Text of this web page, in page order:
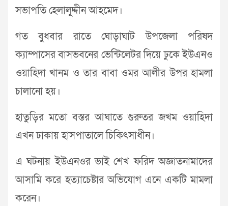
সভাপতি হেলালুদ্দীন আহমেদ।
গত বুধবার রাতে ঘোড়াঘাট উপজেলা পরিষদ
ক্যাম্পাসের বাসভবনের ভেন্টিলেটর দিয়ে ঢুকে ইউএনও
ওয়াহিদা খানম ও তার বাবা ওমর আলীর উপর হামলা
চালানো হয়।
হাতুড়ির মতো বস্তর আঘাতে গুরুতর জখম ওয়াহিদা
এখন ঢাকায় হাসপাতালে চিকিৎসাধীন।
এ ঘটনায় ইউএনওর ভাই শেখ ফরিদ অজ্ঞাতনামাদের
আসামি করে হত্যাচেষ্টার অভিযোগ এনে একটি মামলা
করেন।